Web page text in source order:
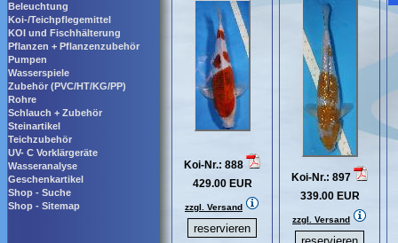
Beleuchtung
Koi-/Teichpflegemittel
KOI und Fischhälterung
Pflanzen + Pflanzenzubehör
Pumpen
Wasserspiele
Zubehör (PVC/HT/KG/PP)
Rohre
Schlauch + Zubehör
Steinartikel
Teichzubehör
UV- C Vorklärgeräte
Wasseranalyse
Geschenkartikel
Shop - Suche
Shop - Sitemap
Koi-Nr.: 888
429.00 EUR
zzgl. Versand
Koi-Nr.: 897
339.00 EUR
zzgl. Versand